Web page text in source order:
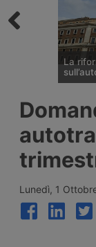
La
fine di
Codice
guida
ruolo
Lunedì, 1